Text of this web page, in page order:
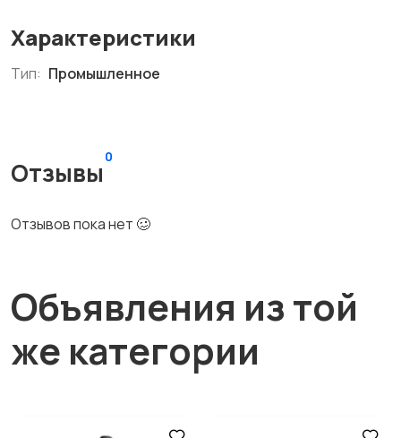
Характеристики
Тип: Промышленное
Отзывы
0
Отзывов пока нет 🥴
Объявления из той
же категории